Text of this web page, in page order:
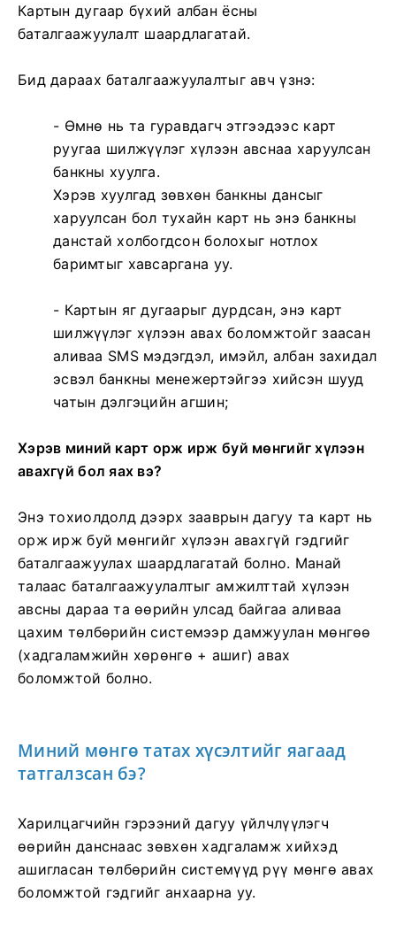
Картын дугаар бүхий албан ёсны
баталгаажуулалт шаардлагатай.
Бид дараах баталгаажуулалтыг авч үзнэ:
- Өмнө нь та гуравдагч этгээдээс карт
руугаа шилжүүлэг хүлээн авснаа харуулсан
банкны хуулга.
Хэрэв хуулгад зөвхөн банкны дансыг
харуулсан бол тухайн карт нь энэ банкны
данстай холбогдсон болохыг нотлох
баримтыг хавсаргана уу.
- Картын яг дугаарыг дурдсан, энэ карт
шилжүүлэг хүлээн авах боломжтойг заасан
аливаа SMS мэдэгдэл, имэйл, албан захидал
эсвэл банкны менежертэйгээ хийсэн шууд
чатын дэлгэцийн агшин;
Хэрэв миний карт орж ирж буй мөнгийг хүлээн
авахгүй бол яах вэ?
Энэ тохиолдолд дээрх зааврын дагуу та карт нь
орж ирж буй мөнгийг хүлээн авахгүй гэдгийг
баталгаажуулах шаардлагатай болно. Манай
талаас баталгаажуулалтыг амжилттай хүлээн
авсны дараа та өөрийн улсад байгаа аливаа
цахим төлбөрийн системээр дамжуулан мөнгөө
(хадгаламжийн хөрөнгө + ашиг) авах
боломжтой болно.
Миний мөнгө татах хүсэлтийг яагаад
татгалзсан бэ?
Харилцагчийн гэрээний дагуу үйлчлүүлэгч
өөрийн данснаас зөвхөн хадгаламж хийхэд
ашигласан төлбөрийн системүүд рүү мөнгө авах
боломжтой гэдгийг анхаарна уу.